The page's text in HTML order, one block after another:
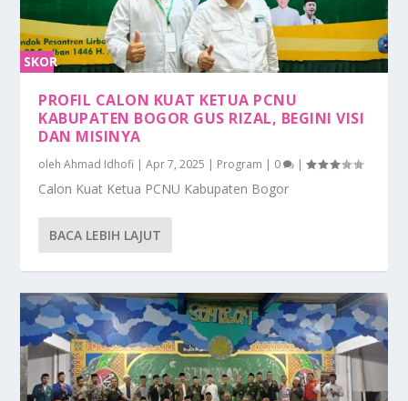
SKOR
PROFIL CALON KUAT KETUA PCNU
KABUPATEN BOGOR GUS RIZAL, BEGINI VISI
DAN MISINYA
olehAhmad Idhofi |Apr 7, 2025 | Program | 0 |
Calon Kuat Ketua PCNU Kabupaten Bogor
BACA LEBIH LAJUT